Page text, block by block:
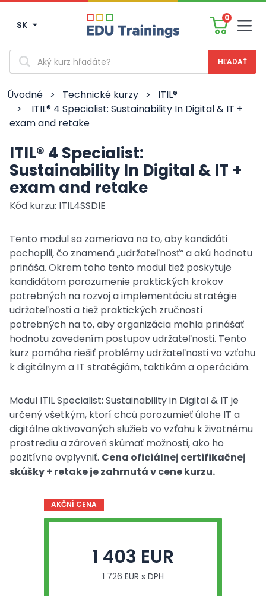
SK
0
Vyhľadávanie
Úvodné > Technické kurzy >
ITIL®
>
ITIL® 4 Specialist: Sustainability In Digital & IT +
exam and retake
ITIL® 4 Specialist:
Sustainability In Digital & IT +
exam and retake
Kód kurzu: ITIL4SSDIE
Tento modul sa zameriava na to, aby kandidáti
pochopili, čo znamená „udržateľnosť“ a akú hodnotu
prináša. Okrem toho tento modul tiež poskytuje
kandidátom porozumenie praktických krokov
potrebných na rozvoj a implementáciu stratégie
udržateľnosti a tiež praktických zručností
potrebných na to, aby organizácia mohla prinášať
hodnotu zavedením postupov udržateľnosti. Tento
kurz pomáha riešiť problémy udržateľnosti vo vzťahu
k digitálnym a IT stratégiám, taktikám a operáciám.
Modul ITIL Specialist: Sustainability in Digital & IT je
určený všetkým, ktorí chcú porozumieť úlohe IT a
digitálne aktivovaných služieb vo vzťahu k životnému
prostrediu a zároveň skúmať možnosti, ako ho
pozitívne ovplyvniť. Cena oficiálnej certifikačnej
skúšky + retake je zahrnutá v cene kurzu.
AKČNÍ CENA
1 403 EUR
1 726 EUR s DPH